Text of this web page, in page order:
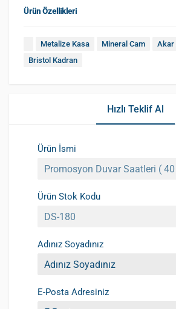
Ürün Özellikleri
Metalize Kasa Mineral Cam
Akar
Bristol Kadran
Hızlı Teklif Al
Ürün İsmi
Ürün Stok Kodu
Adınız Soyadınız
E-Posta Adresiniz